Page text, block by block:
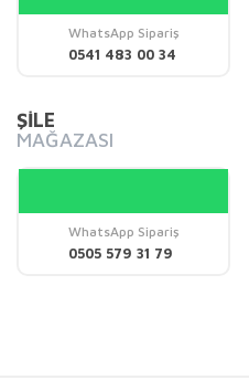
WhatsApp Sipariş
0541 483 00 34
ŞİLE
MAĞAZASI
WhatsApp Sipariş
0505 579 31 79